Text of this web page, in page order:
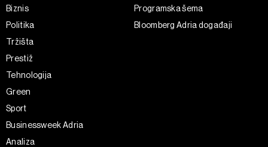
Biznis
Politika
Tržišta
Prestiž
Tehnologija
Green
Sport
Businessweek Adria
Analiza
Programska šema
Bloomberg Adria događaji